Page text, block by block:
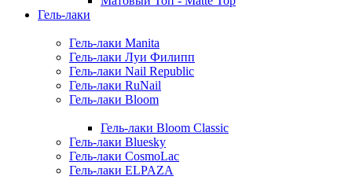
Гель-лаки
Гель-лаки Manita
Гель-лаки Луи Филипп
Гель-лаки Nail Republic
Гель-лаки RuNail
Гель-лаки Bloom
Гель-лаки Bloom Classic
Гель-лаки Bluesky
Гель-лаки CosmoLac
Гель-лаки ELPAZA